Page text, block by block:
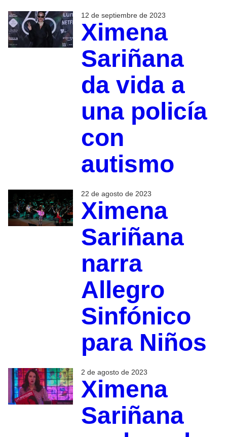
12 de septiembre de 2023
Ximena
Sariñana
da vida a
una policía
con
autismo
22 de agosto de 2023
Ximena
Sariñana
narra
Allegro
Sinfónico
para Niños
2 de agosto de 2023
Ximena
Sariñana